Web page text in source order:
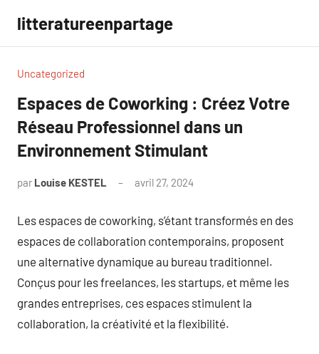
contenu
litteratureenpartage
Uncategorized
Espaces de Coworking : Créez Votre
Réseau Professionnel dans un
Environnement Stimulant
par Louise KESTEL avril 27, 2024
Les espaces de coworking, s’étant transformés en des
espaces de collaboration contemporains, proposent
une alternative dynamique au bureau traditionnel.
Conçus pour les freelances, les startups, et même les
grandes entreprises, ces espaces stimulent la
collaboration, la créativité et la flexibilité.